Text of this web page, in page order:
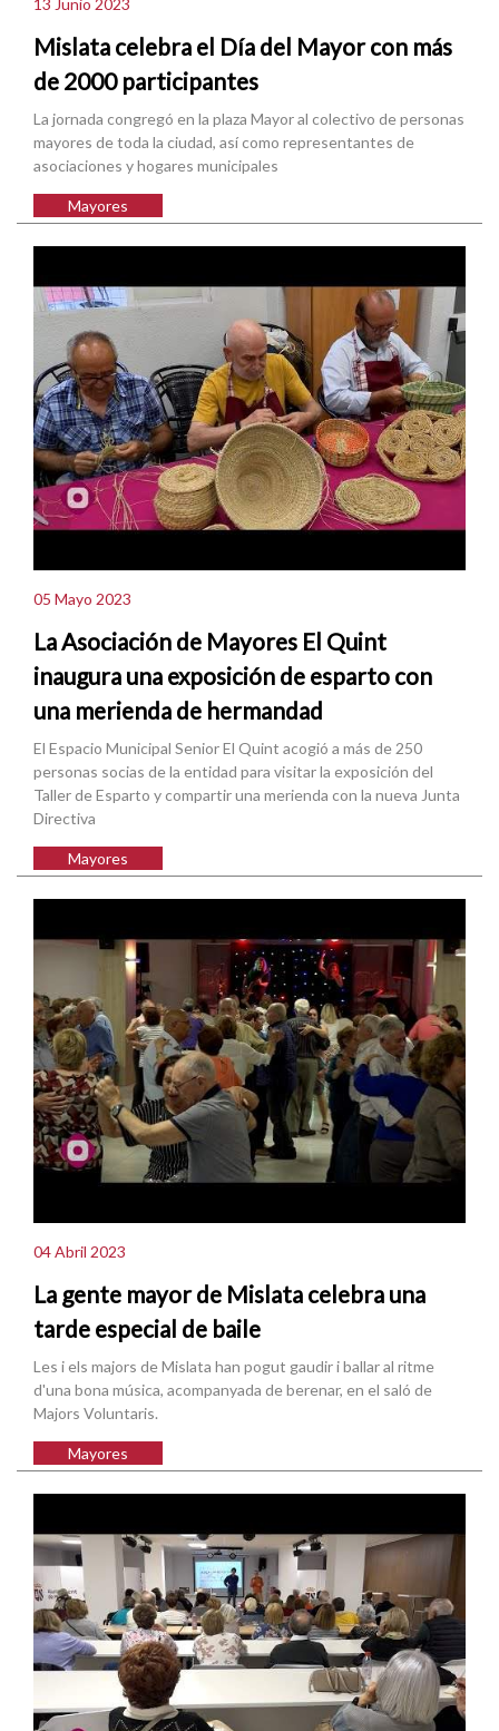
13 Junio 2023
Mislata celebra el Día del Mayor con más
de 2000 participantes
La jornada congregó en la plaza Mayor al colectivo de personas
mayores de toda la ciudad, así como representantes de
asociaciones y hogares municipales
Mayores
05 Mayo 2023
La Asociación de Mayores El Quint
inaugura una exposición de esparto con
una merienda de hermandad
El Espacio Municipal Senior El Quint acogió a más de 250
personas socias de la entidad para visitar la exposición del
Taller de Esparto y compartir una merienda con la nueva Junta
Directiva
Mayores
04 Abril 2023
La gente mayor de Mislata celebra una
tarde especial de baile
Les i els majors de Mislata han pogut gaudir i ballar al ritme
d'una bona música, acompanyada de berenar, en el saló de
Majors Voluntaris.
Mayores